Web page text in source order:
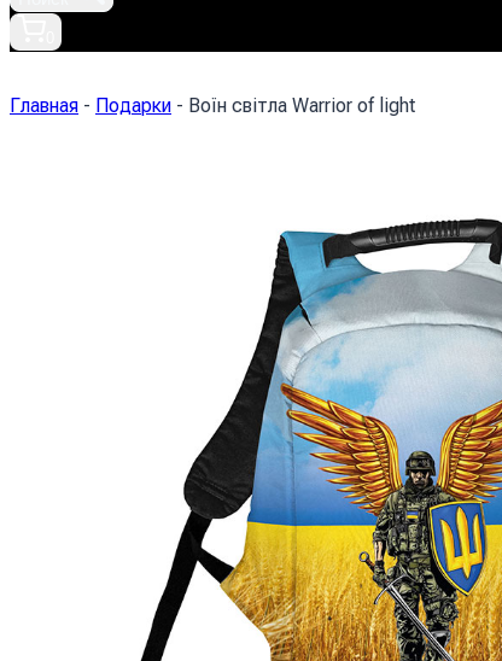
Главная - Подарки - Воїн світла Warrior of light